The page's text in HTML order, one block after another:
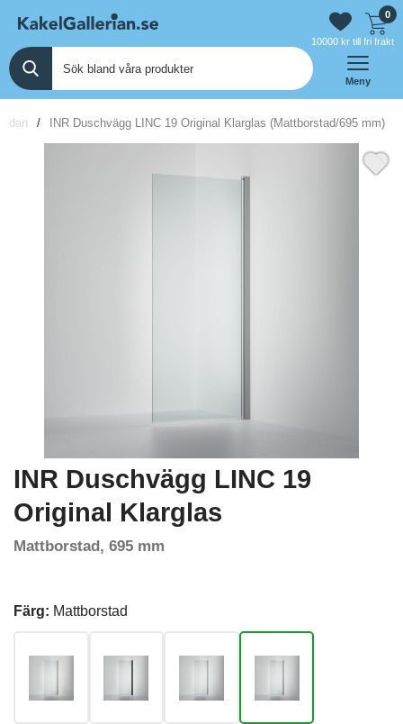
0
10000 kr till fri frakt
Meny
INR Duschvägg LINC 19 Original Klarglas (Mattborstad/695 mm)
INR Duschvägg LINC 19
Original Klarglas
Mattborstad, 695 mm
Färg: Mattborstad